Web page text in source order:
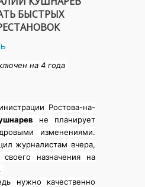
БЫСТРЫХ
на 4 года
Ростова-на-
не планирует
изменениями.
журналистам вчера,
назначения на
нужно качественно